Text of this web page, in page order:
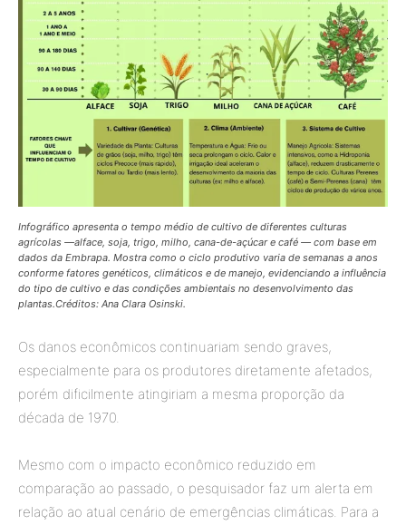
Infográfico apresenta o tempo médio de cultivo de diferentes culturas
agrícolas —alface, soja, trigo, milho, cana-de-açúcar e café — com base em
dados da Embrapa. Mostra como o ciclo produtivo varia de semanas a anos
conforme fatores genéticos, climáticos e de manejo, evidenciando a influência
do tipo de cultivo e das condições ambientais no desenvolvimento das
plantas.Créditos: Ana Clara Osinski.
Os danos econômicos continuariam sendo graves,
especialmente para os produtores diretamente afetados,
porém dificilmente atingiriam a mesma proporção da
década de 1970.
Mesmo com o impacto econômico reduzido em
comparação ao passado, o pesquisador faz um alerta em
relação ao atual cenário de emergências climáticas. Para a